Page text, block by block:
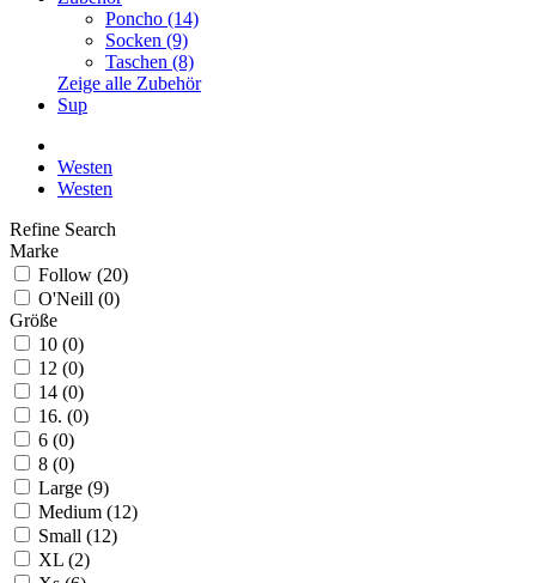
Poncho (14)
Socken (9)
Taschen (8)
Zeige alle Zubehör
Sup
Westen
Westen
Refine Search
Marke
Follow (20)
O'Neill (0)
Größe
10 (0)
12 (0)
14 (0)
16. (0)
6 (0)
8 (0)
Large (9)
Medium (12)
Small (12)
XL (2)